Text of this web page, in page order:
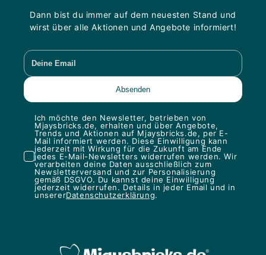
Dann bist du immer auf dem neuesten Stand und
wirst über alle Aktionen und Angebote informiert!
Ich möchte den Newsletter, betrieben von
Mjaysbricks.de, erhalten und über Angebote,
Trends und Aktionen auf Mjaysbricks.de, per E-
Mail informiert werden. Diese Einwilligung kann
jederzeit mit Wirkung für die Zukunft am Ende
jedes E-Mail-Newsletters widerrufen werden. Wir
verarbeiten deine Daten ausschließlich zum
Newsletterversand und zur Personalisierung
gemäß DSGVO. Du kannst deine Einwilligung
jederzeit widerrufen. Details in jeder Email und in
unsererDatenschutzerklärung.